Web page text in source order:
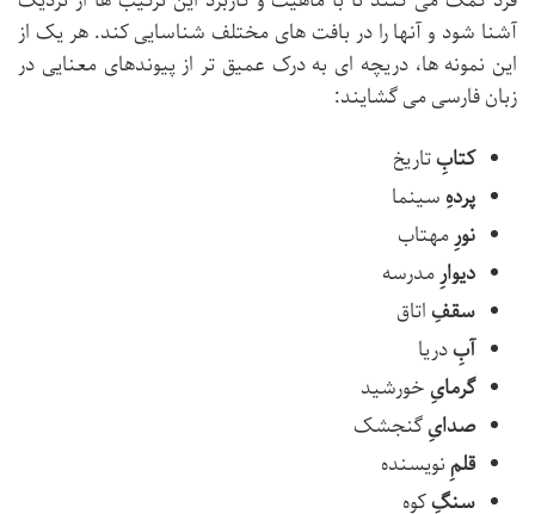
آشنا شود و آنها را در بافت های مختلف شناسایی کند. هر یک از
این نمونه ها، دریچه ای به درک عمیق تر از پیوندهای معنایی در
زبان فارسی می گشایند:
کتابِتاریخ
پردهِ سینما
نورِمهتاب
دیوارِمدرسه
سقفِاتاق
آبِدریا
گرمایِ خورشید
صدایِگنجشک
قلمِ نویسنده
سنگِکوه